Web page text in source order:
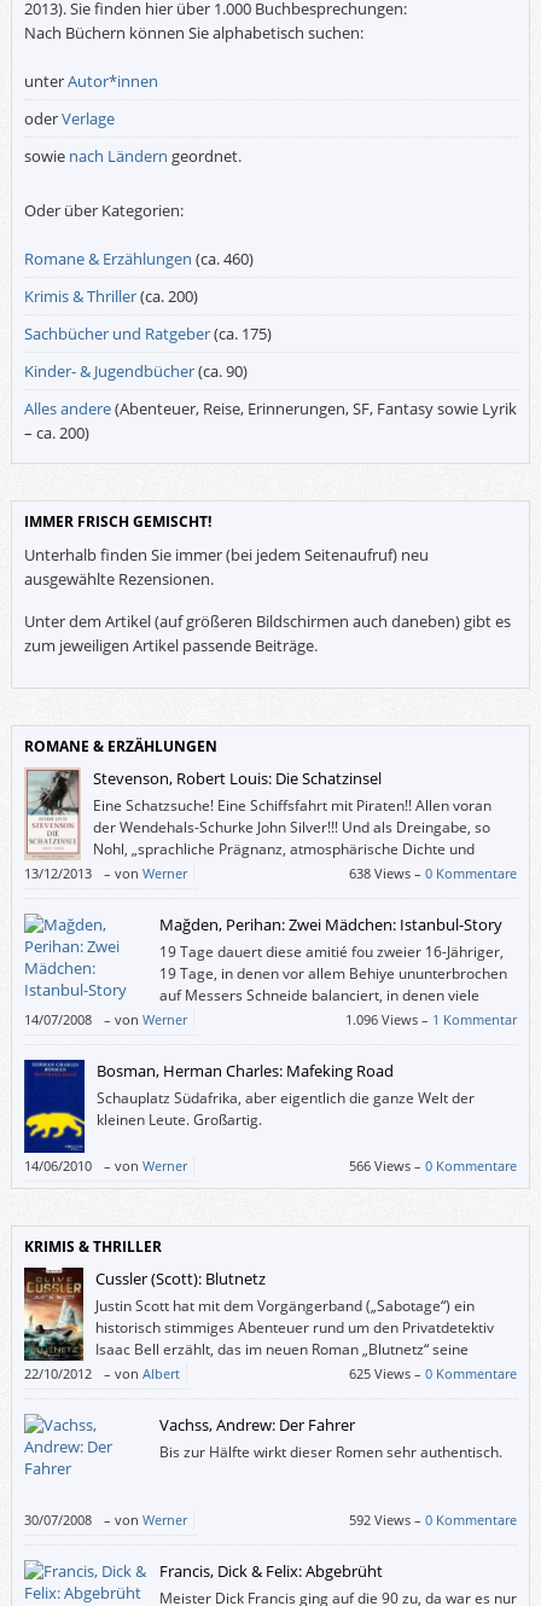
2013). Sie finden hier über 1.000 Buchbesprechungen:
Nach Büchern können Sie alphabetisch suchen:
unterAutor*innen
oderVerlage
sowie nach Ländern geordnet.
Oder über Kategorien:
Romane & Erzählungen (ca. 460)
Krimis & Thriller(ca. 200)
Sachbücher und Ratgeber(ca. 175)
Kinder- & Jugendbücher(ca. 90)
Alles andere(Abenteuer, Reise, Erinnerungen, SF, Fantasy sowie Lyrik
– ca. 200)
IMMER FRISCH GEMISCHT!
Unterhalb finden Sie immer (bei jedem Seitenaufruf) neu
ausgewählte Rezensionen.
Unter dem Artikel (auf größeren Bildschirmen auch daneben) gibt es
zum jeweiligen Artikel passende Beiträge.
ROMANE & ERZÄHLUNGEN
Stevenson, Robert Louis: Die Schatzinsel
Eine Schatzsuche! Eine Schiffsfahrt mit Piraten!! Allen voran
der Wendehals-Schurke John Silver!!! Und als Dreingabe, so
Nohl, „sprachliche Prägnanz, atmosphärische Dichte und
lebendige Charakterisierung”. Braucht das Leserherz mehr?
13/12/2013 – von Werner 638 Views –0 Kommentare
Mağden, Perihan: Zwei Mädchen: Istanbul-Story
19 Tage dauert diese amitié fou zweier 16-Jähriger,
19 Tage, in denen vor allem Behiye ununterbrochen
auf Messers Schneide balanciert, in denen viele
Treuschwüre geleistet und Tränen vergossen
werden, in denen Mağden einige der riesigen Minidramen
zusammendrängt, welche Pubertierende und ihre Freunde, aber auch
ihre Verwandten erleben.
14/07/2008 – von Werner 1.096 Views – 1 Kommentar
Bosman, Herman Charles: Mafeking Road
Schauplatz Südafrika, aber eigentlich die ganze Welt der
kleinen Leute. Großartig.
14/06/2010 – von Werner 566 Views –0 Kommentare
KRIMIS & THRILLER
Cussler (Scott): Blutnetz
Justin Scott hat mit dem Vorgängerband („Sabotage“) ein
historisch stimmiges Abenteuer rund um den Privatdetektiv
Isaac Bell erzählt, das im neuen Roman „Blutnetz“ seine
Fortsetzung findet. Statt Eisenbahnen stehen diesmal Schiffe
und deren Waffensysteme im Vordergrund. Wieder gelingt es dem Autor,
den Leser in das beginnende 20. Jahrhundert zu entführen. Von Jungen,
die Geschäftsleuten die Schuhe polieren, über Pferdekutschen,
Telegrafen bis hin zu den vielen anderen technischen, wirtschaftlichen
und politischen Details passt alles in diese Zeit.
22/10/2012 – von Albert 625 Views –0 Kommentare
Vachss, Andrew: Der Fahrer
Bis zur Hälfte wirkt dieser Romen sehr authentisch.
30/07/2008 – von Werner 592 Views –0 Kommentare
Francis, Dick & Felix: Abgebrüht
Meister Dick Francis ging auf die 90 zu, da war es nur